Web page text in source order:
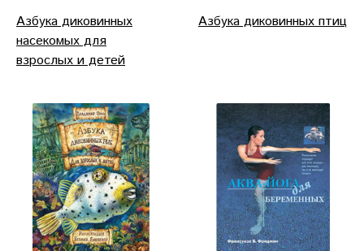
Азбука диковинных
насекомых для
взрослых и детей
Азбука диковинных птиц